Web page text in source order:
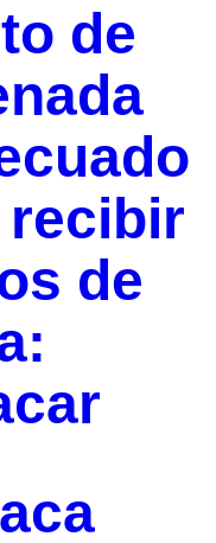
de
recibir
de